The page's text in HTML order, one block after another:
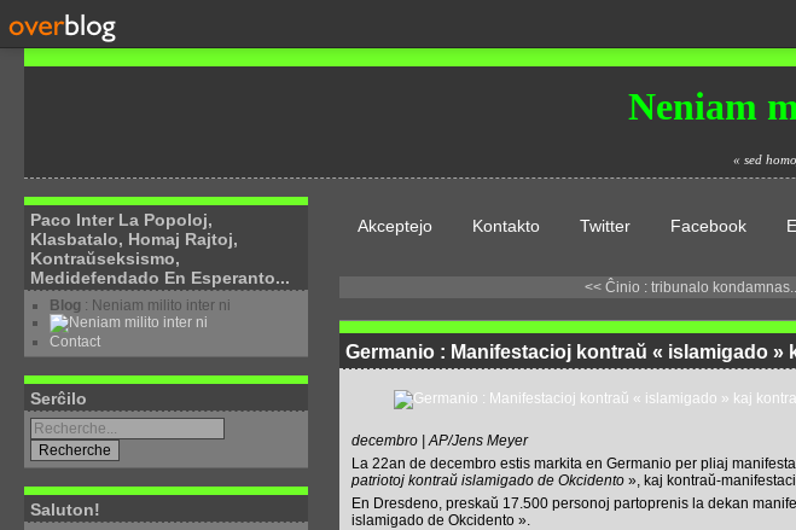
Neniam
« sed
Paco Inter La Popoloj,
Klasbatalo, Homaj Rajtoj,
Kontraŭseksismo,
Medidefendado En Esperanto...
Blog : Neniam milito inter ni
Contact
Serĉilo
Saluton!
Akceptejo Kontakto Twitter Facebook
<< Ĉinio : tribunalo
Germanio : Manifestacioj kontraŭ « islamigado »
decembro | AP/Jens Meyer
La 22an de decembro estis markita en Germanio per pliaj
patriotoj kontraŭ islamigado de Okcidento», kaj kontraŭ-
En Dresdeno, preskaŭ 17.500 personoj partoprenis la dekan
islamigado de Okcidento ».